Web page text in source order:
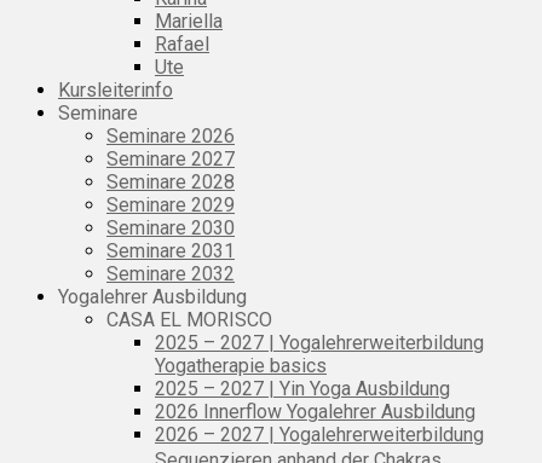
Mariella
Rafael
Ute
Kursleiterinfo
Seminare
Seminare 2026
Seminare 2027
Seminare 2028
Seminare 2029
Seminare 2030
Seminare 2031
Seminare 2032
Yogalehrer Ausbildung
CASA EL MORISCO
2025 – 2027 | Yogalehrerweiterbildung
Yogatherapie basics
2025 – 2027 | Yin Yoga Ausbildung
2026 Innerflow Yogalehrer Ausbildung
2026 – 2027 | Yogalehrerweiterbildung